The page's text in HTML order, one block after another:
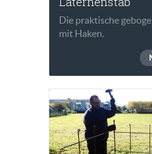
Die praktische
mit Haken.